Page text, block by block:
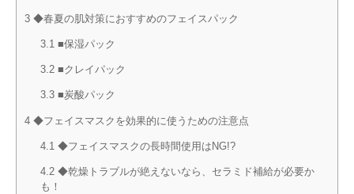
3 ◆春夏の肌対策におすすめのフェイスパック
3.1 ■保湿パック
3.2■クレイパック
3.3■炭酸パック
4 ◆フェイスマスクを効果的に使うための注意点
4.1◆フェイスマスクの長時間使用はNG!?
4.2◆乾燥トラブルが絶えないなら、セラミド補給が必要か
も！